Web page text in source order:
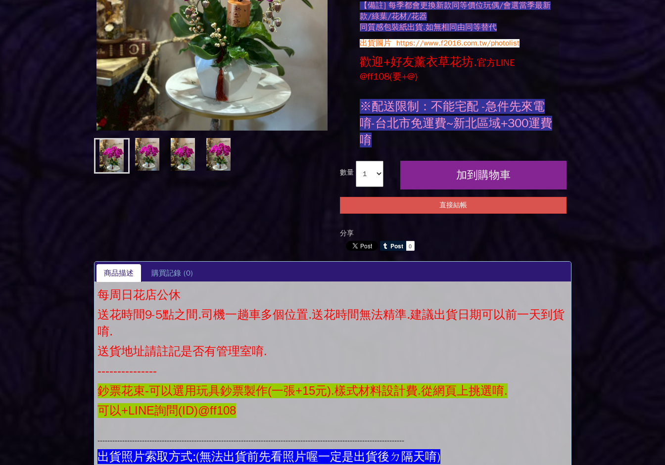
【備註] 每季都會更換新款同等價位玩偶/會選當季最新
款/綠葉/花材/花器
同質感包裝紙出貨.如無相同由同等替代
出貨圖片 https://www.f2016.com.tw/photolist
歡迎+好友薰衣草花坊.官方LINE
@ff108(要+@)
※配送限制：不能宅配 -急件先來電
唷-台北市免運費~新北區域+300運費
唷
數量 加到購物車
直接結帳
分享
商品描述 購買記錄 (0)
每周日花店公休
送花時間9-5點之間.司機一趟車多個位置.送花時間無法精準.建議出貨日期可以前一天到貨
唷.
送貨地址請註記是否有管理室唷.
---------------
鈔票花束-可以選用玩具鈔票製作(一張+15元).樣式材料設計費.從網頁上挑選唷.
可以+LINE詢問(ID)@ff108
----------------------------------------------------------------------------------------------------------------------------
出貨照片索取方式:(無法出貨前先看照片喔一定是出貨後ㄉ隔天唷)